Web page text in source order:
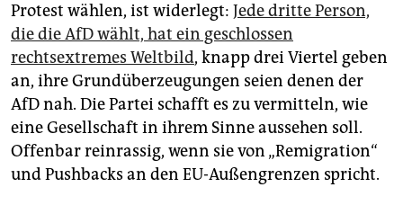
Protest wählen, ist widerlegt: Jede dritte Person,
die die AfD wählt, hat ein geschlossen
rechtsextremes Weltbild, knapp drei Viertel geben
an, ihre Grundüberzeugungen seien denen der
AfD nah. Die Partei schafft es zu vermitteln, wie
eine Gesellschaft in ihrem Sinne aussehen soll.
Offenbar reinrassig, wenn sie von „Remigration“
und Pushbacks an den EU-Außengrenzen spricht.